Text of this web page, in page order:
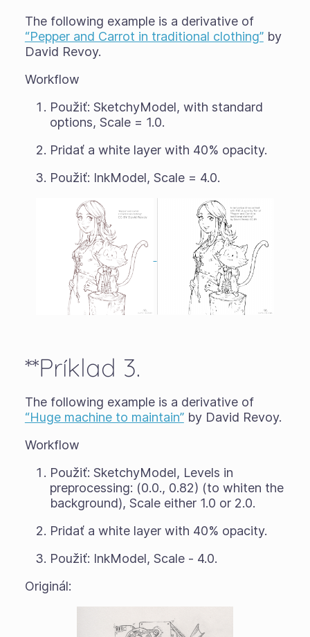
The following example is a derivative of
“Pepper and Carrot in traditional clothing”by
David Revoy.
Workflow
Použiť: SketchyModel, with standard
options, Scale = 1.0.
Pridať a white layer with 40% opacity.
Použiť: InkModel, Scale = 4.0.
**Príklad 3.
The following example is a derivative of
“Huge machine to maintain”by David Revoy.
Workflow
Použiť: SketchyModel, Levels in
preprocessing: (0.0., 0.82) (to whiten the
background), Scale either 1.0 or 2.0.
Pridať a white layer with 40% opacity.
Použiť: InkModel, Scale - 4.0.
Originál: